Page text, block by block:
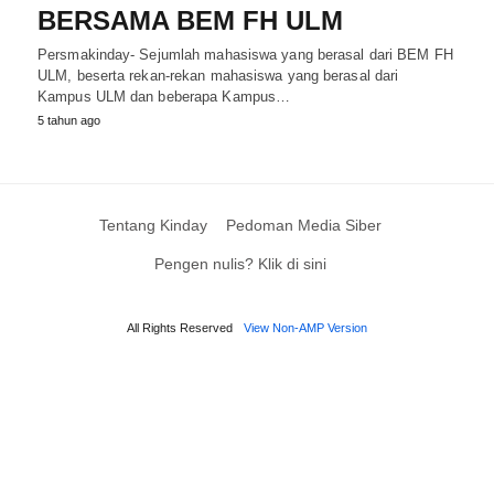
BERSAMA BEM FH ULM
Persmakinday- Sejumlah mahasiswa yang berasal dari BEM FH
ULM, beserta rekan-rekan mahasiswa yang berasal dari
Kampus ULM dan beberapa Kampus…
5 tahun ago
Tentang Kinday Pedoman Media Siber
Pengen nulis? Klik di sini
All Rights Reserved View Non-AMP Version